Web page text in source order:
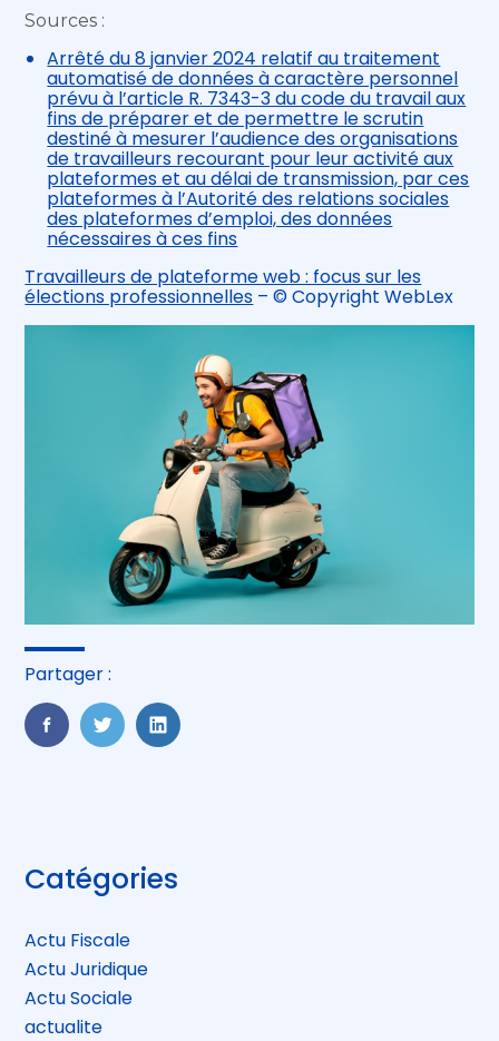
Sources :
Arrêté du 8 janvier 2024 relatif au traitement
automatisé de données à caractère personnel
prévu à l’article R. 7343-3 du code du travail aux
fins de préparer et de permettre le scrutin
destiné à mesurer l’audience des organisations
de travailleurs recourant pour leur activité aux
plateformes et au délai de transmission, par ces
plateformes à l’Autorité des relations sociales
des plateformes d’emploi, des données
nécessaires à ces fins
Travailleurs de plateforme web : focus sur les
élections professionnelles – © Copyright WebLex
Partager :
FaceBook
TwitterLinkedIn
Blog
sidebar
Catégories
Actu Fiscale
Actu Juridique
Actu Sociale
actualite